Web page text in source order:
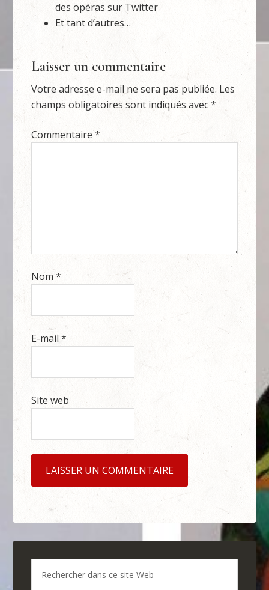
des opéras sur Twitter
Et tant d’autres…
Laisser un commentaire
Votre adresse e-mail ne sera pas publiée. Les
champs obligatoires sont indiqués avec*
Commentaire*
Nom*
E-mail*
Site web